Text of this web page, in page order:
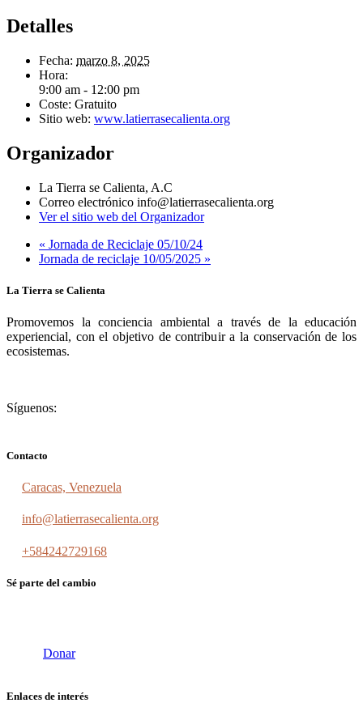
Detalles
Fecha: marzo 8, 2025
Hora:
9:00 am - 12:00 pm
Coste: Gratuito
Sitio web: www.latierrasecalienta.org
Organizador
La Tierra se Calienta, A.C
Correo electrónico info@latierrasecalienta.org
Ver el sitio web del Organizador
« Jornada de Reciclaje 05/10/24
Jornada de reciclaje 10/05/2025 »
La Tierra se Calienta
Promovemos la conciencia ambiental a través de la educación
experiencial, con el objetivo de contribuir a la conservación de los
ecosistemas.
Síguenos:
Contacto
Caracas, Venezuela
info@latierrasecalienta.org
+584242729168
Sé parte del cambio
Donar
Enlaces de interés